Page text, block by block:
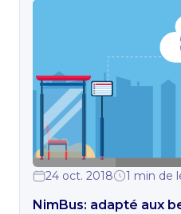
24 oct. 2018 1 min de
NimBus: adapté aux